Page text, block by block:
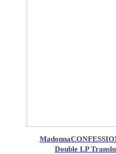
Madonna
Double LP